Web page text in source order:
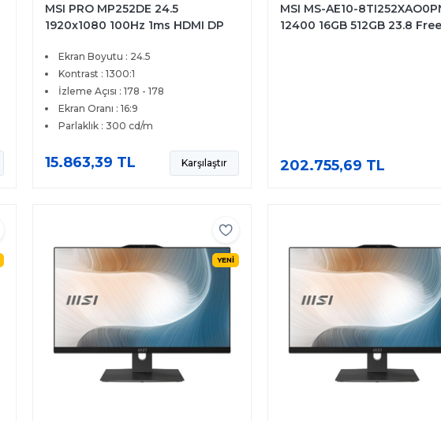
MSI PRO MP252DE 24.5
1920x1080 100Hz 1ms HDMI DP
Ekran Boyutu : 24.5
Kontrast : 1300:1
İzleme Açısı : 178 - 178
Ekran Oranı : 16:9
Parlaklık : 300 cd/m
15.863,39 TL Karşılaştır
MSI MS-AE10-
12400 16GB 512GB 23.8
202.755,69 TL
YENİ